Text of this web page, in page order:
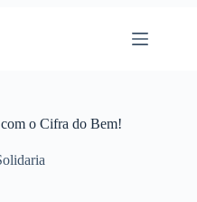
o Cifra do Bem!